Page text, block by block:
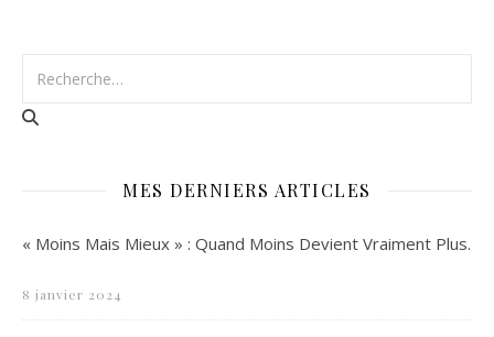
MES DERNIERS ARTICLES
« Moins Mais Mieux » : Quand Moins Devient Vraiment Plus.
8 janvier 2024